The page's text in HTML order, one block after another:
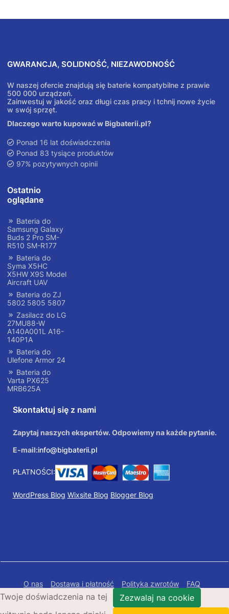
GWARANCJA, SOLIDNOŚĆ, NIEZAWODNOŚĆ
W naszej ofercie znajdują się baterie kompatybilne z prawie
500 000 urządzeń.
Zainwestuj w jakość oraz długi czas pracy i tchnij nowe życie
w swój sprzęt.
Dlaczego warto kupować w Bigbaterii.pl?
Ponad 16 lat doświadczenia
Ponad 83 tysiące produktów
97% pozytywnych opinii
Ostatnio
oglądane
Bateria do
Samsung Galaxy
Buds 2 Pro SM-
R510 SM-R177
Bateria do
Syma X5HC
X5HW X9S Model
Aircraft UAV
Bateria do ZJ
5802 5805 5807
Zasilacz do LG
27MU88-W
A140A001L A16-
140P1A
Bateria do
Ulefone Armor 24
Bateria do
Varta PX625
MRB625A
Skontaktuj się z nami
Zapytaj naszych ekspertów. Odpowiemy na każde pytanie.
E-mail:info@bigbaterii.pl
PŁATNOŚCI:
WordPress Blog Wixsite Blog Blogger Blog
O nas Dostawa i płatność Polityka zwrotów
FAQ
Polityka prywatności
Mapa Strony
Twoje doświadczenia na tej
Zezwalaj na cookie